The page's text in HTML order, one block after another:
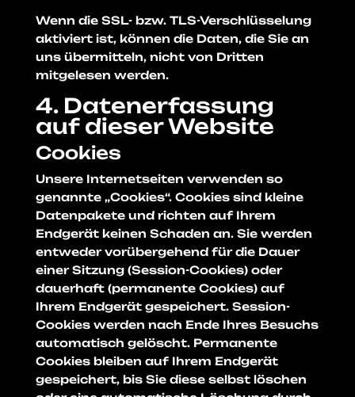
Wenn die SSL- bzw. TLS-Verschlüsselung
aktiviert ist, können die Daten, die Sie an
uns übermitteln, nicht von Dritten
mitgelesen werden.
4. Datenerfassung
auf dieser Website
Cookies
Unsere Internetseiten verwenden so
genannte „Cookies“. Cookies sind kleine
Datenpakete und richten auf Ihrem
Endgerät keinen Schaden an. Sie werden
entweder vorübergehend für die Dauer
einer Sitzung (Session-Cookies) oder
dauerhaft (permanente Cookies) auf
Ihrem Endgerät gespeichert. Session-
Cookies werden nach Ende Ihres Besuchs
automatisch gelöscht. Permanente
Cookies bleiben auf Ihrem Endgerät
gespeichert, bis Sie diese selbst löschen